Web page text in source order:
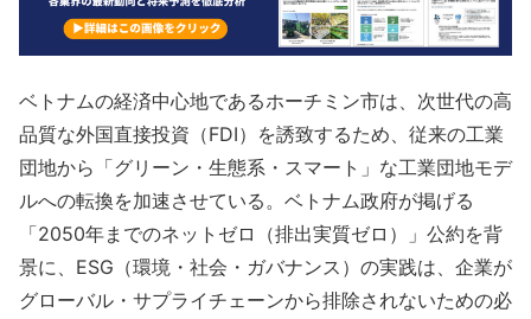
ベトナムの経済中心地であるホーチミン市は、次世代の高
品質な外国直接投資（FDI）を誘致するため、従来の工業
団地から「グリーン・生態系・スマート」な工業団地モデ
ルへの転換を加速させている。ベトナム政府が掲げる
「2050年までのネットゼロ（排出実質ゼロ）」公約を背
景に、ESG（環境・社会・ガバナンス）の実践は、企業が
グローバル・サプライチェーンから排除されないための必